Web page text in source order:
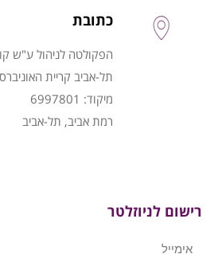
כתובת
הפקולטה לניהול ע"ש
תל-אביב קריית
מיקוד: 6997801
רמת אביב, תל-אביב
רישום לניוזלטר